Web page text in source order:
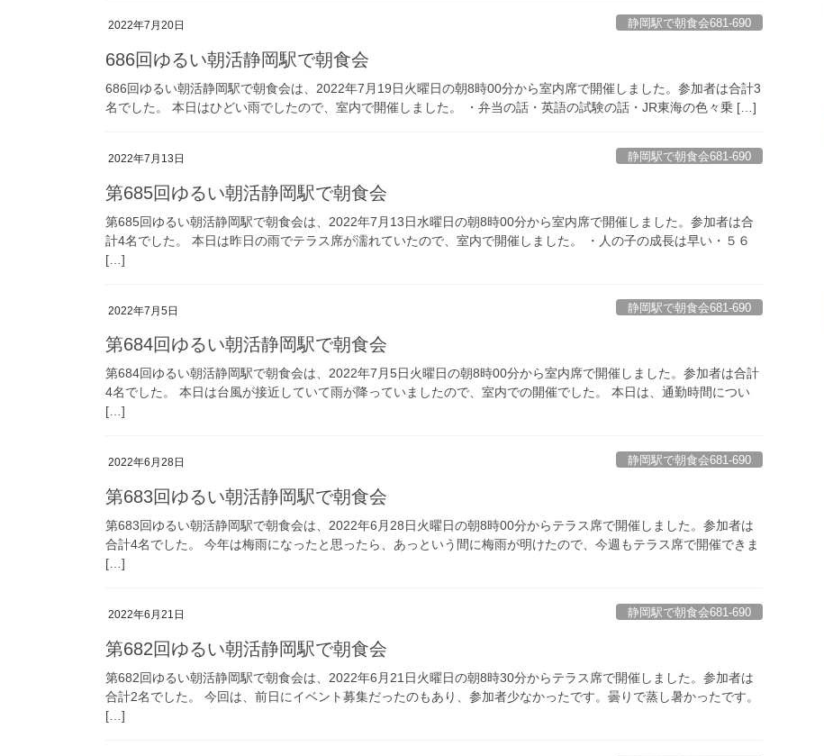
2022年7月20日 静岡駅で朝食会681-690
686回ゆるい朝活静岡駅で朝食会
686回ゆるい朝活静岡駅で朝食会は、2022年7月19日火曜日の朝8時00分から室内席で開催しました。参加者は合計3
名でした。 本日はひどい雨でしたので、室内で開催しました。 ・弁当の話・英語の試験の話・JR東海の色々乗 […]
2022年7月13日 静岡駅で朝食会681-690
第685回ゆるい朝活静岡駅で朝食会
第685回ゆるい朝活静岡駅で朝食会は、2022年7月13日水曜日の朝8時00分から室内席で開催しました。参加者は合
計4名でした。 本日は昨日の雨でテラス席が濡れていたので、室内で開催しました。 ・人の子の成長は早い・５６
[…]
2022年7月5日 静岡駅で朝食会681-690
第684回ゆるい朝活静岡駅で朝食会
第684回ゆるい朝活静岡駅で朝食会は、2022年7月5日火曜日の朝8時00分から室内席で開催しました。参加者は合計
4名でした。 本日は台風が接近していて雨が降っていましたので、室内での開催でした。 本日は、通勤時間につい
[…]
2022年6月28日 静岡駅で朝食会681-690
第683回ゆるい朝活静岡駅で朝食会
第683回ゆるい朝活静岡駅で朝食会は、2022年6月28日火曜日の朝8時00分からテラス席で開催しました。参加者は
合計4名でした。 今年は梅雨になったと思ったら、あっという間に梅雨が明けたので、今週もテラス席で開催できま
[…]
2022年6月21日 静岡駅で朝食会681-690
第682回ゆるい朝活静岡駅で朝食会
第682回ゆるい朝活静岡駅で朝食会は、2022年6月21日火曜日の朝8時30分からテラス席で開催しました。参加者は
合計2名でした。 今回は、前日にイベント募集だったのもあり、参加者少なかったです。曇りで蒸し暑かったです。
[…]